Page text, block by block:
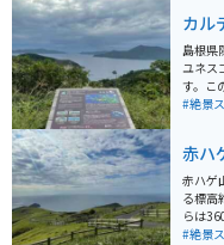
カル
島根県
ユネス
す。こ
地形を
は風力
も見ら
かな自
ットで
#絶景
赤ハ
赤ハゲ
る標高
らは
島々や
#絶景